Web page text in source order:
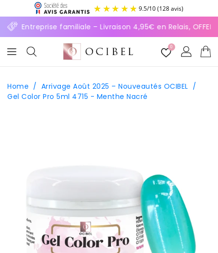
9.5/10
⚡ Entreprise familiale – Livraison 4,95€ en Relais,
0
Home / Arrivage Août 2025 – Nouveautés OCIBEL /
Gel Color Pro 5ml 4715 - Menthe Nacré